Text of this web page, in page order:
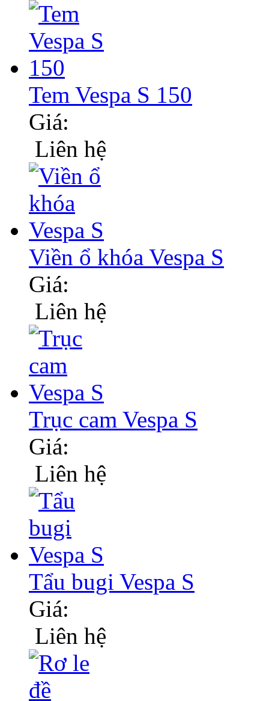
Tem Vespa S 150
Giá:
Liên hệ
Viền ổ khóa Vespa S
Giá:
Liên hệ
Trục cam Vespa S
Giá:
Liên hệ
Tẩu bugi Vespa S
Giá:
Liên hệ